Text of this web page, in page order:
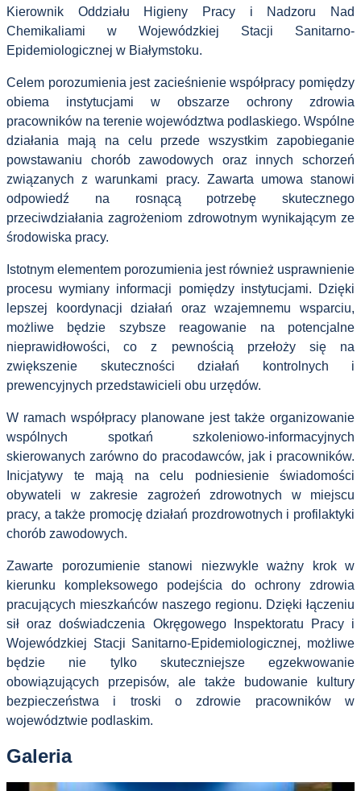
Kierownik Oddziału Higieny Pracy i Nadzoru Nad
Chemikaliami w Wojewódzkiej Stacji Sanitarno-
Epidemiologicznej w Białymstoku.
Celem porozumienia jest zacieśnienie współpracy pomiędzy
obiema instytucjami w obszarze ochrony zdrowia
pracowników na terenie województwa podlaskiego. Wspólne
działania mają na celu przede wszystkim zapobieganie
powstawaniu chorób zawodowych oraz innych schorzeń
związanych z warunkami pracy. Zawarta umowa stanowi
odpowiedź na rosnącą potrzebę skutecznego
przeciwdziałania zagrożeniom zdrowotnym wynikającym ze
środowiska pracy.
Istotnym elementem porozumienia jest również usprawnienie
procesu wymiany informacji pomiędzy instytucjami. Dzięki
lepszej koordynacji działań oraz wzajemnemu wsparciu,
możliwe będzie szybsze reagowanie na potencjalne
nieprawidłowości, co z pewnością przełoży się na
zwiększenie skuteczności działań kontrolnych i
prewencyjnych przedstawicieli obu urzędów.
W ramach współpracy planowane jest także organizowanie
wspólnych spotkań szkoleniowo-informacyjnych
skierowanych zarówno do pracodawców, jak i pracowników.
Inicjatywy te mają na celu podniesienie świadomości
obywateli w zakresie zagrożeń zdrowotnych w miejscu
pracy, a także promocję działań prozdrowotnych i profilaktyki
chorób zawodowych.
Zawarte porozumienie stanowi niezwykle ważny krok w
kierunku kompleksowego podejścia do ochrony zdrowia
pracujących mieszkańców naszego regionu. Dzięki łączeniu
sił oraz doświadczenia Okręgowego Inspektoratu Pracy i
Wojewódzkiej Stacji Sanitarno-Epidemiologicznej, możliwe
będzie nie tylko skuteczniejsze egzekwowanie
obowiązujących przepisów, ale także budowanie kultury
bezpieczeństwa i troski o zdrowie pracowników w
województwie podlaskim.
Galeria